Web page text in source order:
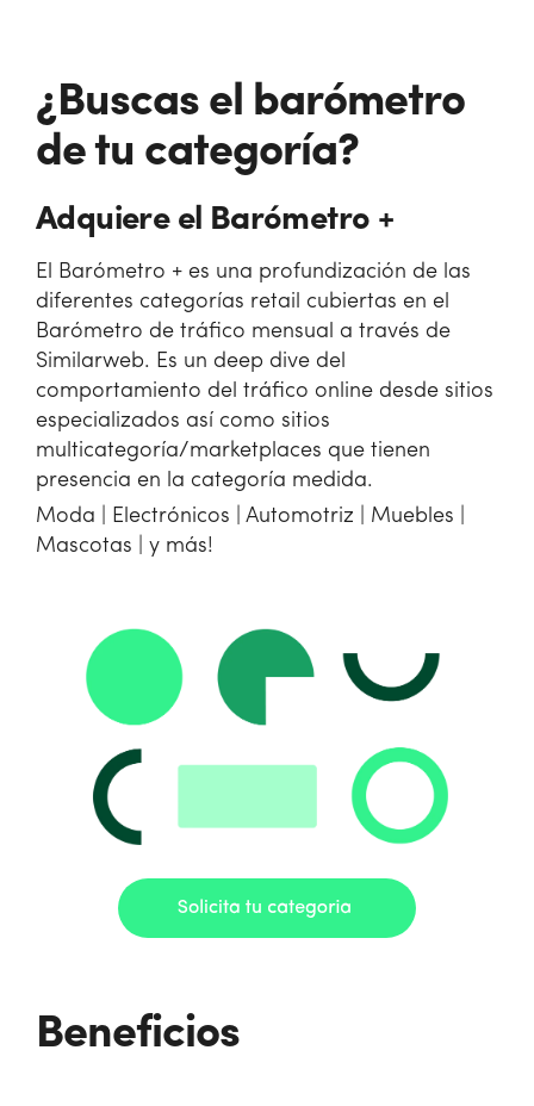
¿Buscas el barómetro
de tu categoría?
Adquiere el Barómetro +
El Barómetro + es una profundización de las
diferentes categorías retail cubiertas en el
Barómetro de tráfico mensual a través de
Similarweb. Es un deep dive del
comportamiento del tráfico online desde sitios
especializados así como sitios
multicategoría/marketplaces que tienen
presencia en la categoría medida.
Moda | Electrónicos | Automotriz | Muebles |
Mascotas | y más!
Beneficios